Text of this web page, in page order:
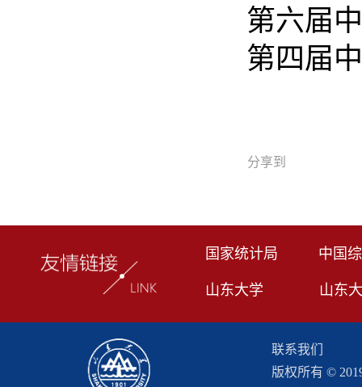
第六届
第四届
分享到
国家统计局 中国
山东大学 山东
联系我们
版权所有 ©